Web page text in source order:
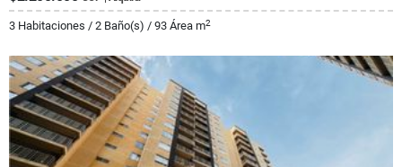
3 Habitaciones / 2 Baño(s) / 93 Área m2